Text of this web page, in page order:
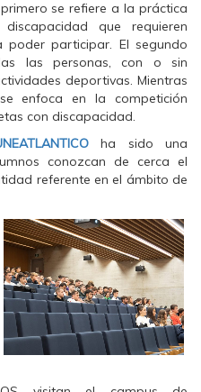
se refiere a la práctica
que requieren
poder participar. El segundo
las personas, con o sin
deportivas. Mientras
enfoca en la competición
con discapacidad.
ha sido una
conozcan de cerca el
referente en el ámbito de